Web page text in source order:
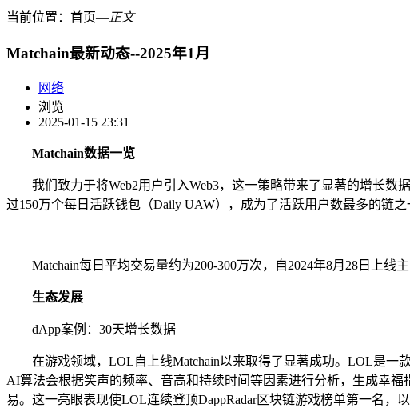
当前位置： 首页―正文
Matchain最新动态--2025年1月
网络
浏览
2025-01-15 23:31
Matchain数据一览
我们致力于将Web2用户引入Web3，这一策略带来了显著的增长数据
过150万个每日活跃钱包（Daily UAW），成为了活跃用户数最多的链之
Matchain每日平均交易量约为200-300万次，自2024年8月28日上线
生态发展
dApp案例：30天增长数据
在游戏领域，LOL自上线Matchain以来取得了显著成功。LOL是一
AI算法会根据笑声的频率、音高和持续时间等因素进行分析，生成幸
易。这一亮眼表现使LOL连续登顶DappRadar区块链游戏榜单第一名，以